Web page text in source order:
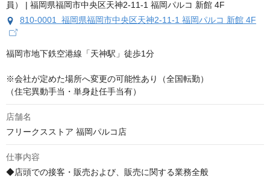
810-0001 福岡県福岡市中央区天神2-11-1 福岡パルコ 新館 4F
福岡市地下鉄空港線「天神駅」徒歩1分
※会社が定めた場所へ変更の可能性あり（全国転勤）
（住宅異動手当・単身赴任手当有）
店舗名
フリークスストア 福岡パルコ店
仕事内容
◆店頭での接客・販売および、販売に関する業務全般